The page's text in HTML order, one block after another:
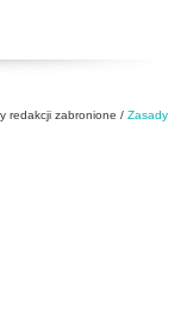
redakcji zabronione / Zasady